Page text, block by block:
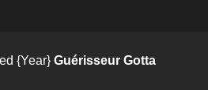
{Year} Guérisseur Gotta